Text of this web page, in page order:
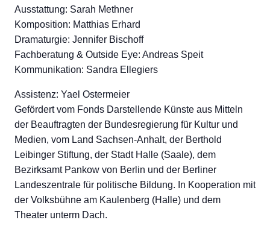
Ausstattung: Sarah Methner
Komposition: Matthias Erhard
Dramaturgie: Jennifer Bischoff
Fachberatung & Outside Eye: Andreas Speit
Kommunikation: Sandra Ellegiers
Assistenz: Yael Ostermeier
Gefördert vom Fonds Darstellende Künste aus Mitteln
der Beauftragten der Bundesregierung für Kultur und
Medien, vom Land Sachsen-Anhalt, der Berthold
Leibinger Stiftung, der Stadt Halle (Saale), dem
Bezirksamt Pankow von Berlin und der Berliner
Landeszentrale für politische Bildung. In Kooperation mit
der Volksbühne am Kaulenberg (Halle) und dem
Theater unterm Dach.